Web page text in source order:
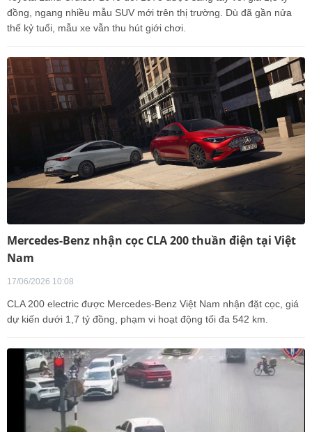
đồng, ngang nhiều mẫu SUV mới trên thị trường. Dù đã gần nửa
thế kỷ tuổi, mẫu xe vẫn thu hút giới chơi.
Mercedes-Benz nhận cọc CLA 200 thuần điện tại Việt
Nam
17/06/2026 10:08
CLA 200 electric được Mercedes-Benz Việt Nam nhận đặt cọc, giá
dự kiến dưới 1,7 tỷ đồng, phạm vi hoạt động tối đa 542 km.